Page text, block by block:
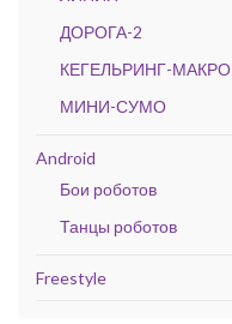
ДОРОГА-2
КЕГЕЛЬРИНГ-МАКРО
МИНИ-СУМО
Android
Бои роботов
Танцы роботов
Freestyle